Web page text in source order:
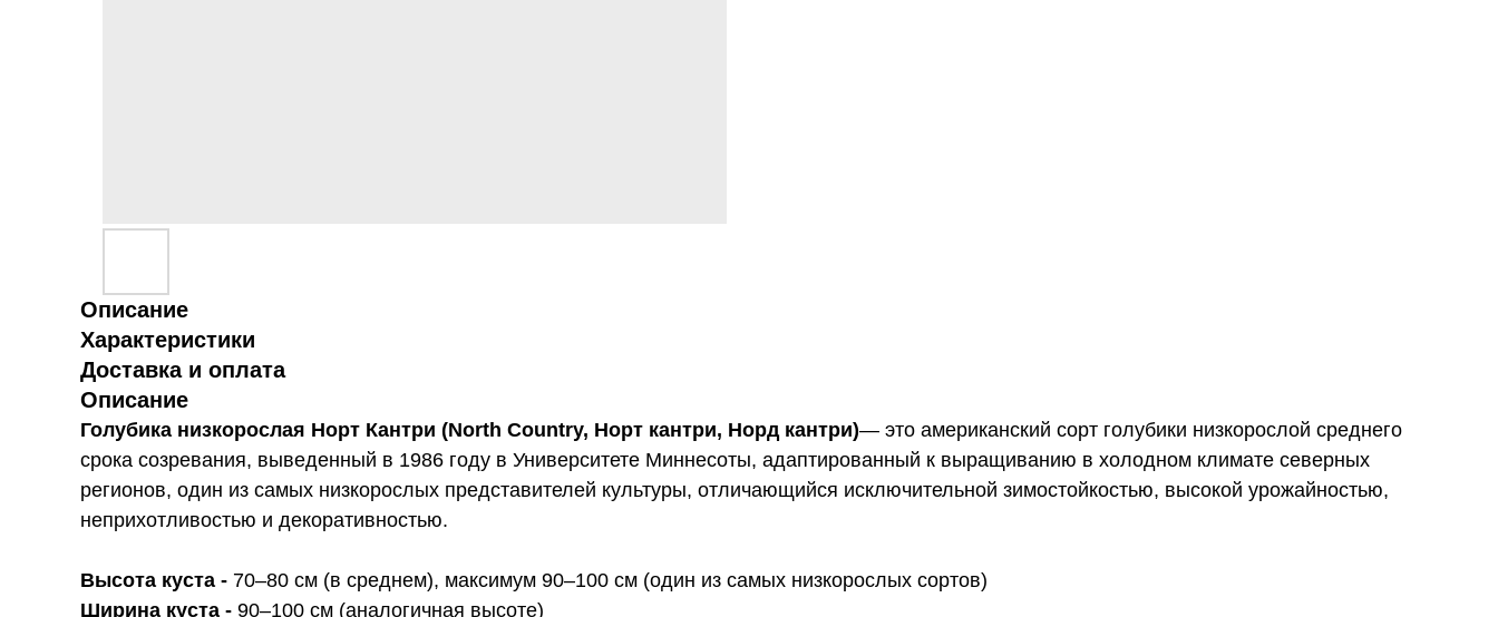
Описание
Характеристики
Доставка и оплата
Описание
Голубика низкорослая Норт Кантри (North Country, Норт кантри, Норд кантри)— это американский сорт голубики низкорослой среднего
срока созревания, выведенный в 1986 году в Университете Миннесоты, адаптированный к выращиванию в холодном климате северных
регионов, один из самых низкорослых представителей культуры, отличающийся исключительной зимостойкостью, высокой урожайностью,
неприхотливостью и декоративностью.
Высота куста - 70–80 см (в среднем), максимум 90–100 см (один из самых низкорослых сортов)
Ширина куста - 90–100 см (аналогичная высоте)